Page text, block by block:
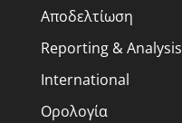
Αποδελτίωση
Reporting & Analysis
International
Ορολογία